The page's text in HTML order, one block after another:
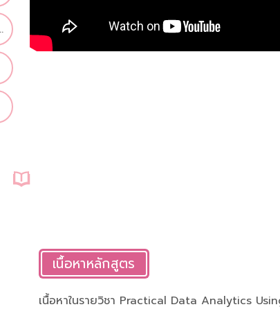
เนื้อหาหลักสูตร
เนื้อหาในรายวิชา Practical Data Analytics